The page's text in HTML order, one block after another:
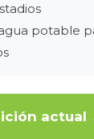
potable
actual